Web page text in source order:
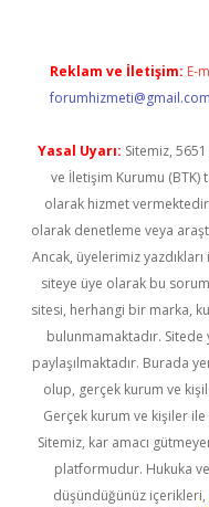
Reklam ve İletişim: E-
forumhizmeti@gmail.com
Yasal Uyarı: Sitemiz,
ve İletişim Kurumu (BTK)
olarak hizmet
olarak denetleme veya
Ancak, üyelerimiz
siteye üye olarak bu
sitesi, herhangi bir marka,
bulunmamaktadır. Sitede
paylaşılmaktadır. Burada
olup, gerçek kurum ve
Gerçek kurum ve kişiler
Sitemiz, kar amacı
platformudur. Hukuka
düşündüğünüz içerikleri,